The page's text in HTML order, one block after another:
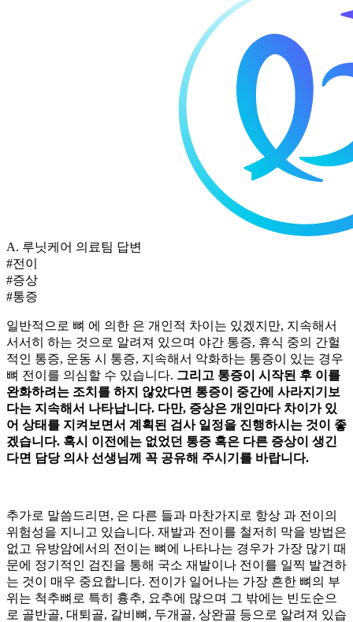
A. 루닛케어 의료팀 답변
#전이
#증상
#통증
일반적으로 뼈 에 의한 은 개인적 차이는 있겠지만, 지속해서
서서히 하는 것으로 알려져 있으며 야간 통증, 휴식 중의 간헐
적인 통증, 운동 시 통증, 지속해서 악화하는 통증이 있는 경우
뼈 전이를 의심할 수 있습니다. 그리고 통증이 시작된 후 이를
완화하려는 조치를 하지 않았다면 통증이 중간에 사라지기보
다는 지속해서 나타납니다. 다만, 증상은 개인마다 차이가 있
어 상태를 지켜보면서 계획된 검사 일정을 진행하시는 것이 좋
겠습니다. 혹시 이전에는 없었던 통증 혹은 다른 증상이 생긴
다면 담당 의사 선생님께 꼭 공유해 주시기를 바랍니다.
추가로 말씀드리면, 은 다른 들과 마찬가지로 항상 과 전이의
위험성을 지니고 있습니다. 재발과 전이를 철저히 막을 방법은
없고 유방암에서의 전이는 뼈에 나타나는 경우가 가장 많기 때
문에 정기적인 검진을 통해 국소 재발이나 전이를 일찍 발견하
는 것이 매우 중요합니다. 전이가 일어나는 가장 흔한 뼈의 부
위는 척추뼈로 특히 흉추, 요추에 많으며 그 밖에는 빈도순으
로 골반골, 대퇴골, 갈비뼈, 두개골, 상완골 등으로 알려져 있습